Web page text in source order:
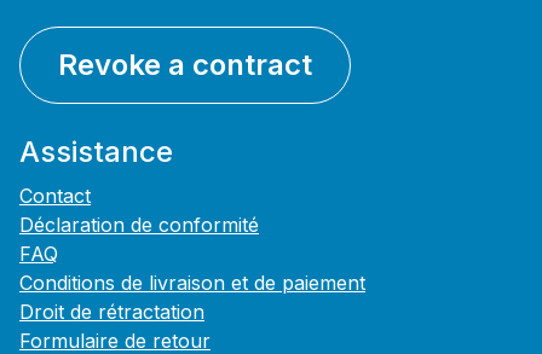
Revoke a contract
Assistance
Contact
Déclaration de conformité
FAQ
Conditions de livraison et de paiement
Droit de rétractation
Formulaire de retour